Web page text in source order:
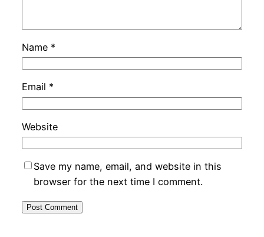
Name *
Email *
Website
Save my name, email, and website in this
browser for the next time I comment.